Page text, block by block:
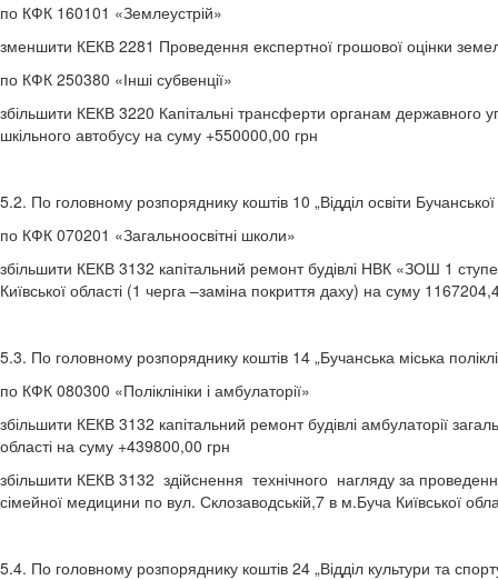
по КФК 160101 «Землеустрій»
зменшити КЕКВ 2281 Проведення експертної грошової оцінки
по КФК 250380 «Інші субвенції»
збільшити КЕКВ 3220 Капітальні трансферти органам державного
шкільного автобусу на суму +550000,00 грн
5.2. По головному розпоряднику коштів 10 „Відділ освіти
по КФК 070201 «Загальноосвітні школи»
збільшити КЕКВ 3132 капітальний ремонт будівлі НВК «ЗОШ 1
Київської області (1 черга –заміна покриття даху) на суму
5.3. По головному розпоряднику коштів 14 „Бучанська міська
по КФК 080300 «Поліклініки і амбулаторії»
збільшити КЕКВ 3132 капітальний ремонт будівлі амбулаторії
області на суму +439800,00 грн
збільшити КЕКВ 3132 здійснення технічного нагляду за
сімейної медицини по вул. Склозаводській,7 в м.Буча Київської
5.4. По головному розпоряднику коштів 24 „Відділ культури та